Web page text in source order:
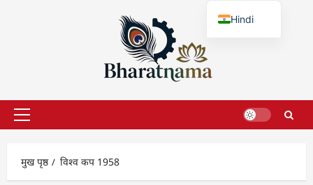
प्राथमिक
मुख पृष्ठ
विश्व कप 1958
Hindi